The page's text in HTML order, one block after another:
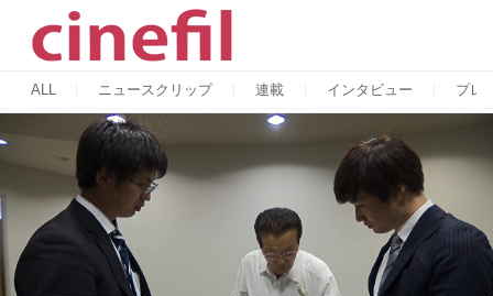
ALL ニュースクリップ 連載 インタビュー プレ